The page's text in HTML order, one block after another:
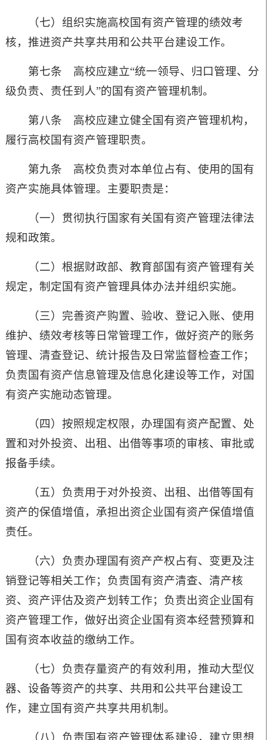
（七）组织实施高校国有资产管理的绩效考
核，推进资产共享共用和公共平台建设工作。
第七条 高校应建立“统一领导、归口管理、分
级负责、责任到人”的国有资产管理机制。
第八条 高校应建立健全国有资产管理机构，
履行高校国有资产管理职责。
第九条 高校负责对本单位占有、使用的国有
资产实施具体管理。主要职责是：
（一）贯彻执行国家有关国有资产管理法律法
规和政策。
（二）根据财政部、教育部国有资产管理有关
规定，制定国有资产管理具体办法并组织实施。
（三）完善资产购置、验收、登记入账、使用
维护、绩效考核等日常管理工作，做好资产的账务
管理、清查登记、统计报告及日常监督检查工作；
负责国有资产信息管理及信息化建设等工作，对国
有资产实施动态管理。
（四）按照规定权限，办理国有资产配置、处
置和对外投资、出租、出借等事项的审核、审批或
报备手续。
（五）负责用于对外投资、出租、出借等国有
资产的保值增值，承担出资企业国有资产保值增值
责任。
（六）负责办理国有资产产权占有、变更及注
销登记等相关工作；负责国有资产清查、清产核
资、资产评估及资产划转工作；负责出资企业国有
资产管理工作，做好出资企业国有资本经营预算和
国有资本收益的缴纳工作。
（七）负责存量资产的有效利用，推动大型仪
器、设备等资产的共享、共用和公共平台建设工
作，建立国有资产共享共用机制。
（八）负责国有资产管理体系建设，建立思想